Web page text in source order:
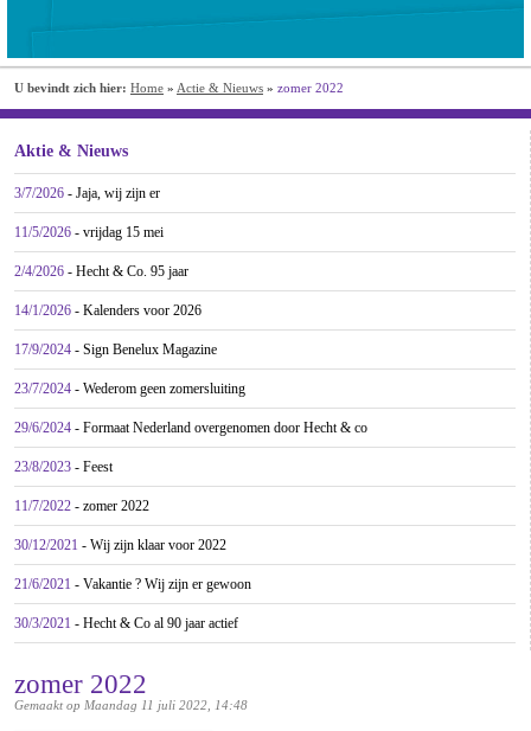
U bevindt zich hier: Home » Actie & Nieuws » zomer 2022
Aktie & Nieuws
3/7/2026 - Jaja, wij zijn er
11/5/2026 - vrijdag 15 mei
2/4/2026 - Hecht & Co. 95 jaar
14/1/2026 - Kalenders voor 2026
17/9/2024 - Sign Benelux Magazine
23/7/2024 - Wederom geen zomersluiting
29/6/2024 - Formaat Nederland overgenomen door Hecht & co
23/8/2023 - Feest
11/7/2022 - zomer 2022
30/12/2021 - Wij zijn klaar voor 2022
21/6/2021 - Vakantie ? Wij zijn er gewoon
30/3/2021 - Hecht & Co al 90 jaar actief
zomer 2022
Gemaakt op Maandag 11 juli 2022, 14:48